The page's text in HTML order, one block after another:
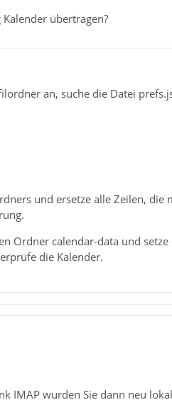
übertragen?
an, suche die Datei
und ersetze alle Zeilen,
Ordner calendar-data und
die Kalender.
IMAP wurden Sie dann neu